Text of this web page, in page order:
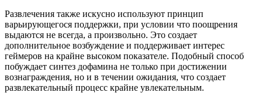
Развлечения также искусно используют принцип
варьирующегося поддержки, при условии что поощрения
выдаются не всегда, а произвольно. Это создает
дополнительное возбуждение и поддерживает интерес
геймеров на крайне высоком показателе. Подобный способ
побуждает синтез дофамина не только при достижении
вознаграждения, но и в течении ожидания, что создает
развлекательный процесс крайне увлекательным.